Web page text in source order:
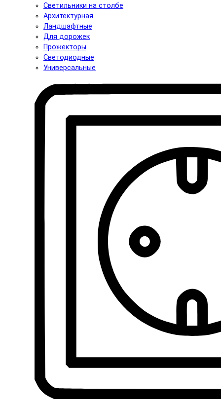
Светильники на столбе
Архитектурная
Ландшафтные
Для дорожек
Прожекторы
Светодиодные
Универсальные